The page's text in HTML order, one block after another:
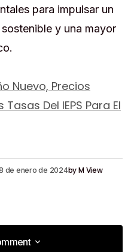
para impulsar un
y una mayor
Nuevo, Precios
Del IEPS Para El
de enero de 2024byM View